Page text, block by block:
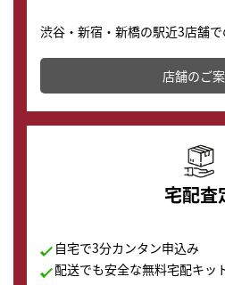
渋谷・新宿・新橋の駅近3店舗で
その場で現金買取致します。渋
店舗を併設しており、下取りに
の購入もできます♪
店舗のご
宅配査
自宅で3分カンタン申込み
配送でも安全な無料宅配キッ